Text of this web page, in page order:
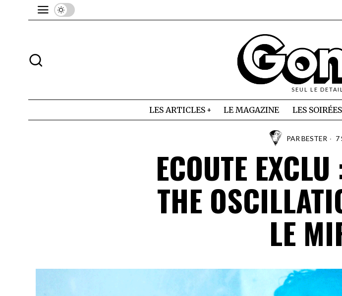
SEUL LE
LES ARTICLES LE MAGAZINE LES SOIRÉES
PAR BESTER 7
ECOUTE
THE
LE